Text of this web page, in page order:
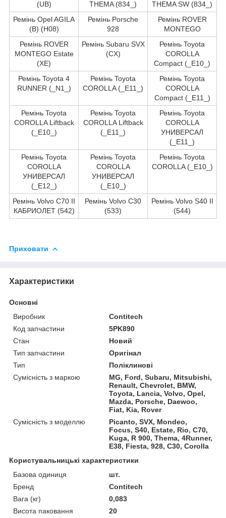
(UB) THEMA (834_)
THEMA SW (834_)
Ремінь Opel AGILA
(B) (H08)
Ремінь Porsche
928
Ремінь ROVER
MONTEGO
Ремінь ROVER
MONTEGO Estate
(XE)
Ремінь Subaru SVX
(CX)
Ремінь Toyota
COROLLA
Compact (_E10_)
Ремінь Toyota 4
RUNNER (_N1_)
Ремінь Toyota
COROLLA (_E11_)
Ремінь Toyota
COROLLA
Compact (_E11_)
Ремінь Toyota
COROLLA Liftback
(_E10_)
Ремінь Toyota
COROLLA Liftback
(_E11_)
Ремінь Toyota
COROLLA
УНИВЕРСАЛ
(_E11_)
Ремінь Toyota
COROLLA
УНИВЕРСАЛ
(_E12_)
Ремінь Toyota
COROLLA
УНИВЕРСАЛ
(_E10_)
Ремінь Toyota
COROLLA (_E10_)
Ремінь Volvo C70 II
КАБРИОЛЕТ (542)
Ремінь Volvo C30
(533)
Ремінь Volvo S40 II
(544)
Приховати
Характеристики
Основні
Виробник
Contitech
Код запчастини
5PK890
Стан
Новий
Тип запчастини
Оригінал
Тип
Поліклинові
Сумісність з маркою
MG, Ford, Subaru, Mitsubishi,
Renault, Chevrolet, BMW,
Toyota, Lancia, Volvo, Opel,
Mazda, Porsche, Daewoo,
Fiat, Kia, Rover
Сумісність з моделлю
Picanto, SVX, Mondeo,
Focus, S40, Estate, Rio, C70,
Kuga, R 900, Thema, 4Runner,
E38, Fiesta, 928, C30, Corolla
Користувальницькі характеристики
Базова одиниця
шт.
Бренд
Contitech
Вага (кг)
0,083
Висота паковання
20